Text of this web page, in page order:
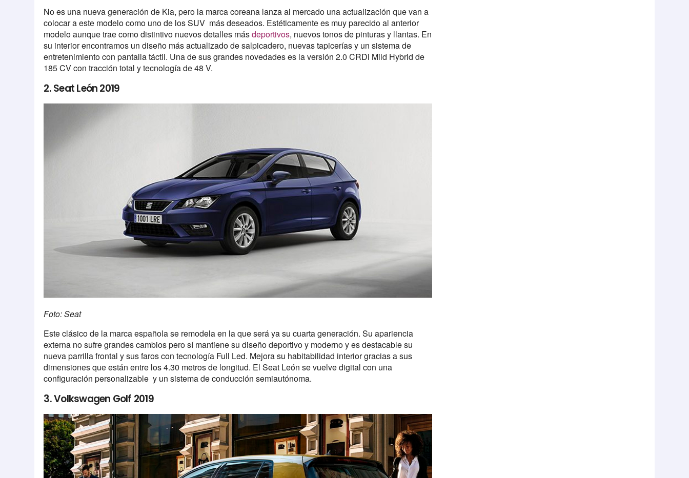
No es una nueva generación de Kia, pero la marca coreana lanza al mercado una actualización que van a
colocar a este modelo como uno de los SUV más deseados. Estéticamente es muy parecido al anterior
modelo aunque trae como distintivo nuevos detalles másdeportivos, nuevos tonos de pinturas y llantas. En
su interior encontramos un diseño más actualizado de salpicadero, nuevas tapicerías y un sistema de
entretenimiento con pantalla táctil. Una de sus grandes novedades es la versión 2.0 CRDi Mild Hybrid de
185 CV con tracción total y tecnología de 48 V.
2. Seat León 2019
Foto: Seat
Este clásico de la marca española se remodela en la que será ya su cuarta generación. Su apariencia
externa no sufre grandes cambios pero sí mantiene su diseño deportivo y moderno y es destacable su
nueva parrilla frontal y sus faros con tecnología Full Led. Mejora su habitabilidad interior gracias a sus
dimensiones que están entre los 4.30 metros de longitud. El Seat León se vuelve digital con una
configuración personalizable y un sistema de conducción semiautónoma.
3. Volkswagen Golf 2019